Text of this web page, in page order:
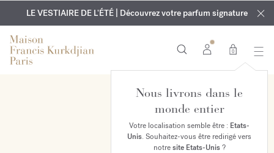
EXCLUSIF | Découvrez le nouveau parfum OUD
velvet mood
dans votre commande*
GRAVURE OFFERTE | Sur tous les parfums et huiles pour le
corps jusqu'au 9 août
LE VESTIAIRE DE L'ÉTÉ | Découvrez votre parfum signature
0
Nous livrons dans le
monde entier
Votre localisation semble être : Etats-
Unis. Souhaitez-vous être redirigé vers
notresite Etats-Unis?